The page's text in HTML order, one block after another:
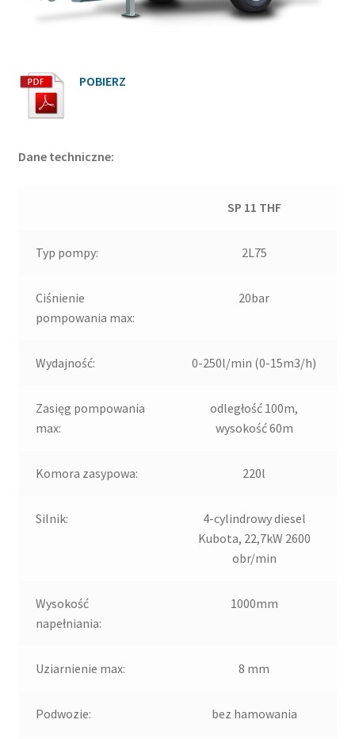
POBIERZ
Dane techniczne:
SP 11 THF
Typ pompy: 2L75
Ciśnienie
pompowania max:
20bar
Wydajność: 0-250l/min (0-15m3/h)
Zasięg pompowania
max:
odległość 100m,
wysokość 60m
Komora zasypowa: 220l
Silnik:
4-cylindrowy diesel
Kubota, 22,7kW 2600
obr/min
Wysokość
napełniania:
1000mm
Uziarnienie max: 8 mm
Podwozie: bez hamowania